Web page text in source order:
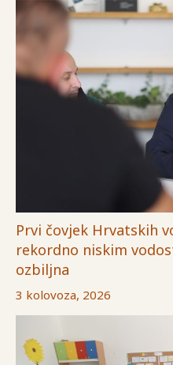
Prvi čovjek Hrvatskih
rekordno niskim
ozbiljna
3 kolovoza, 2026